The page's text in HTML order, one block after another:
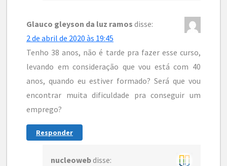
Glauco gleyson da luz ramos disse:
2 de abril de 2020 às 19:45
Tenho 38 anos, não é tarde pra fazer esse curso,
levando em consideração que vou está com 40
anos, quando eu estiver formado? Será que vou
encontrar muita dificuldade pra conseguir um
emprego?
Responder
nucleowebdisse: